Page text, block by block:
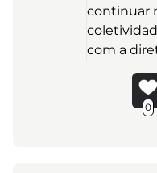
continuar
com a
0